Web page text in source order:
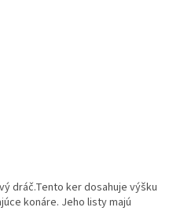
dráč.Tento ker dosahuje výšku
konáre. Jeho listy majú